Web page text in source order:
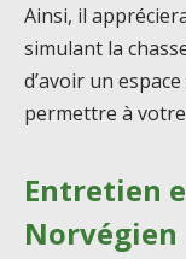
Ainsi, il
simulant la
d’avoir un
permettre à
Entretien
Norvégien